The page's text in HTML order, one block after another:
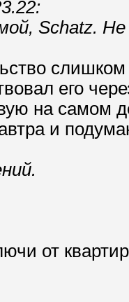
Schatz.
его
на самом
и
от